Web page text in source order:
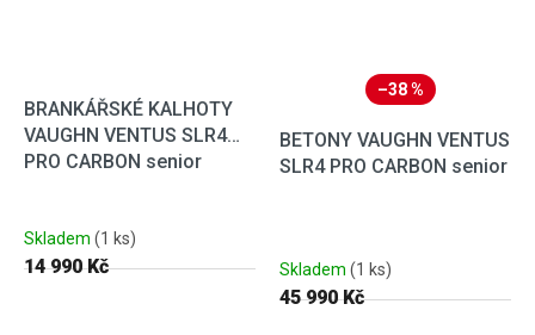
BRANKÁŘSKÉ KALHOTY
VAUGHN VENTUS SLR4
PRO CARBON senior
Skladem (1 ks)
14 990 Kč
–38 %
BETONY VAUGHN VENTUS
SLR4 PRO CARBON senior
Skladem (1 ks)
45 990 Kč